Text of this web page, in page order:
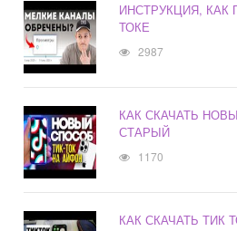
ИНСТРУКЦИЯ, КАК
ТОКЕ
2987
КАК СКАЧАТЬ
СТАРЫЙ
1170
КАК СКАЧАТЬ ТИК